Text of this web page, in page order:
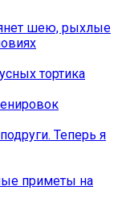
шею, рыхлые
тортика
Теперь я
приметы на